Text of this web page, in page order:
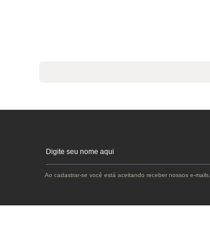
Ao cadastrar-se você está aceitando receber nossos e-